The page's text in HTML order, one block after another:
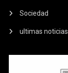
Sociedad
ultimas noticias